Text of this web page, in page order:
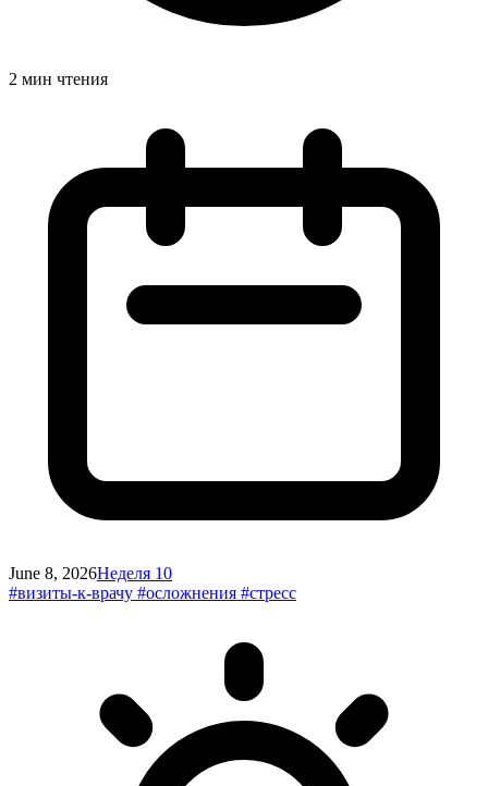
2 мин чтения
June 8, 2026Неделя 10
#визиты-к-врачу #осложнения #стресс